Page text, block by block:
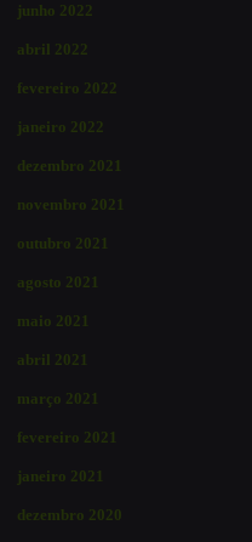
junho 2022
abril 2022
fevereiro 2022
janeiro 2022
dezembro 2021
novembro 2021
outubro 2021
agosto 2021
maio 2021
abril 2021
março 2021
fevereiro 2021
janeiro 2021
dezembro 2020